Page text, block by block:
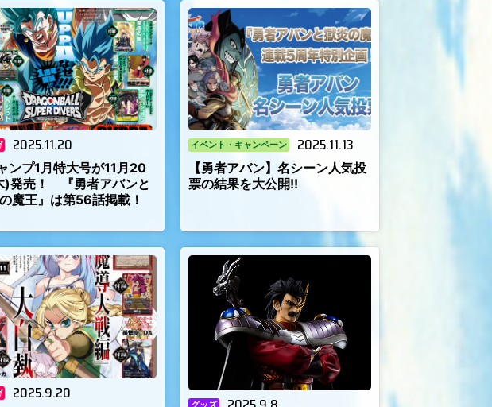
2025.11.20
ンプ1月特大号が11月20
)発売！ 『勇者アバンと
魔王』は第56話掲載！
イベント・キャンペーン 2025.11.13
【勇者アバン】名シーン人気投
票の結果を大公開!!
2025.9.20
グッズ